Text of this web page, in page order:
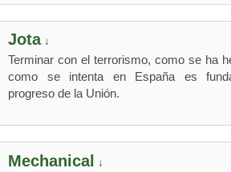
Jota↓
Terminar con el terrorismo, como se ha
como se intenta en España es
progreso de la Unión.
Mechanical ↓